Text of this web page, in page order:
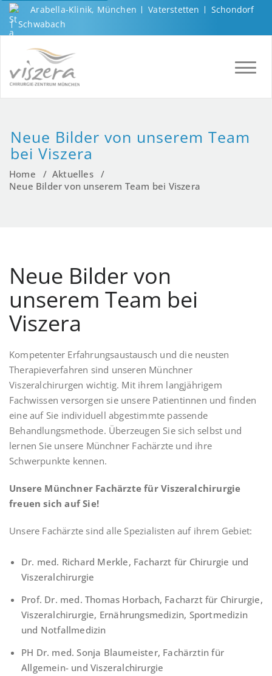
Arabella-Klinik, München Vaterstetten
Schondorf
Schwabach
Neue Bilder von unserem Team
bei Viszera
Home /Aktuelles/
Neue Bilder von unserem Team bei Viszera
Neue Bilder von
unserem Team bei
Viszera
Kompetenter Erfahrungsaustausch und die neusten
Therapieverfahren sind unseren Münchner
Viszeralchirurgen wichtig. Mit ihrem langjährigem
Fachwissen versorgen sie unsere Patientinnen und finden
eine auf Sie individuell abgestimmte passende
Behandlungsmethode. Überzeugen Sie sich selbst und
lernen Sie unsere Münchner Fachärzte und ihre
Schwerpunkte kennen.
Unsere Münchner Fachärzte für Viszeralchirurgie
freuen sich auf Sie!
Unsere Fachärzte sind alle Spezialisten auf ihrem Gebiet:
Dr. med. Richard Merkle, Facharzt für Chirurgie und
Viszeralchirurgie
Prof. Dr. med. Thomas Horbach, Facharzt für Chirurgie,
Viszeralchirurgie, Ernährungsmedizin, Sportmedizin
und Notfallmedizin
PH Dr. med. Sonja Blaumeister, Fachärztin für
Allgemein- und Viszeralchirurgie